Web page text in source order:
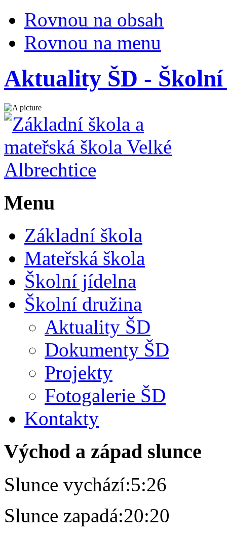
Rovnou na obsah
Rovnou na menu
Aktuality ŠD -
Menu
Základní škola
Mateřská škola
Školní jídelna
Školní družina
Aktuality ŠD
Dokumenty ŠD
Projekty
Fotogalerie ŠD
Kontakty
Východ a západ slunce
Slunce vychází:5:26
Slunce zapadá:20:20